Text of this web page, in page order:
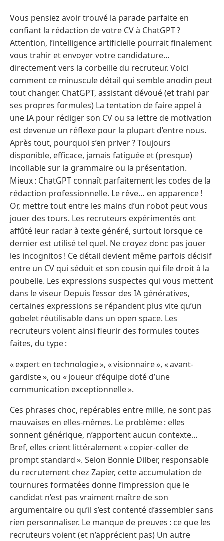
Vous pensiez avoir trouvé la parade parfaite en
confiant la rédaction de votre CV à ChatGPT ?
Attention, l’intelligence artificielle pourrait finalement
vous trahir et envoyer votre candidature…
directement vers la corbeille du recruteur. Voici
comment ce minuscule détail qui semble anodin peut
tout changer. ChatGPT, assistant dévoué (et trahi par
ses propres formules) La tentation de faire appel à
une IA pour rédiger son CV ou sa lettre de motivation
est devenue un réflexe pour la plupart d’entre nous.
Après tout, pourquoi s’en priver ? Toujours
disponible, efficace, jamais fatiguée et (presque)
incollable sur la grammaire ou la présentation.
Mieux : ChatGPT connaît parfaitement les codes de la
rédaction professionnelle. Le rêve… en apparence !
Or, mettre tout entre les mains d’un robot peut vous
jouer des tours. Les recruteurs expérimentés ont
affûté leur radar à texte généré, surtout lorsque ce
dernier est utilisé tel quel. Ne croyez donc pas jouer
les incognitos ! Ce détail devient même parfois décisif
entre un CV qui séduit et son cousin qui file droit à la
poubelle. Les expressions suspectes qui vous mettent
dans le viseur Depuis l’essor des IA génératives,
certaines expressions se répandent plus vite qu’un
gobelet réutilisable dans un open space. Les
recruteurs voient ainsi fleurir des formules toutes
faites, du type :
« expert en technologie », « visionnaire », « avant-
gardiste », ou « joueur d’équipe doté d’une
communication exceptionnelle ».
Ces phrases choc, repérables entre mille, ne sont pas
mauvaises en elles-mêmes. Le problème : elles
sonnent générique, n’apportent aucun contexte…
Bref, elles crient littéralement « copier-coller de
prompt standard ». Selon Bonnie Dilber, responsable
du recrutement chez Zapier, cette accumulation de
tournures formatées donne l’impression que le
candidat n’est pas vraiment maître de son
argumentaire ou qu’il s’est contenté d’assembler sans
rien personnaliser. Le manque de preuves : ce que les
recruteurs voient (et n’apprécient pas) Un autre